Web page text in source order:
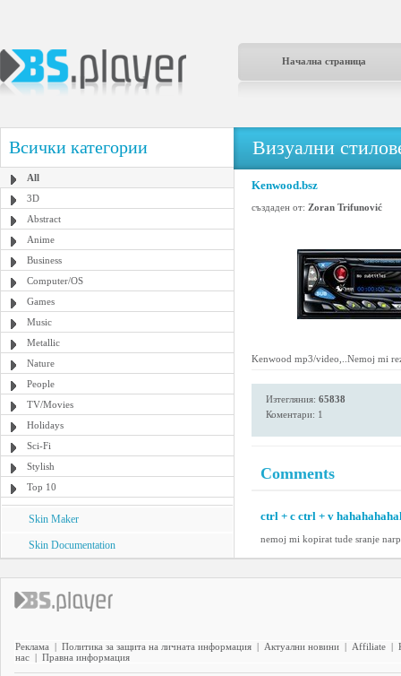
Начална страница
Всички категории
All
3D
Abstract
Anime
Business
Computer/OS
Games
Music
Metallic
Nature
People
TV/Movies
Holidays
Sci-Fi
Stylish
Top 10
Skin Maker
Skin Documentation
Визуални
Kenwood.bsz
създаден от: Zoran Trifunović
Kenwood mp3/video,..Nemoj mi
Изтегляния: 65838
Коментари: 1
Comments
ctrl + c ctrl + v
nemoj mi kopirat tude sranje
Реклама | Политика за защита на личната информация | Актуални новини | Affiliate |
нас | Правна информация